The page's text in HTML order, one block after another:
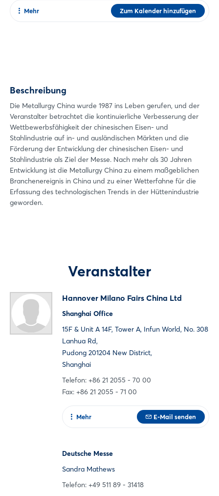
Zum Kalender hinzufügen
Mehr
LinkedIn
Mail
Whatsapp
Link kopieren
Beschreibung
Die Metallurgy China wurde 1987 ins Leben gerufen, und der
Veranstalter betrachtet die kontinuierliche Verbesserung der
Wettbewerbsfähigkeit der chinesischen Eisen- und
Stahlindustrie auf in- und ausländischen Märkten und die
Förderung der Entwicklung der chinesischen Eisen- und
Stahlindustrie als Ziel der Messe. Nach mehr als 30 Jahren
Entwicklung ist die Metallurgy China zu einem maßgeblichen
Branchenereignis in China und zu einer Wetterfahne für die
Erfassung des technologischen Trends in der Hüttenindustrie
geworden.
Veranstalter
Hannover Milano Fairs China Ltd
Shanghai Office
15F & Unit A 14F, Tower A, Infun World, No. 308
Lanhua Rd,
Pudong 201204 New District,
Shanghai
Telefon: +86 21 2055 - 70 00
Fax: +86 21 2055 - 71 00
E-Mail senden
Mehr
Deutsche Messe
Sandra Mathews
Telefon: +49 511 89 - 31418
Login
Einloggen
Jetzt registrieren